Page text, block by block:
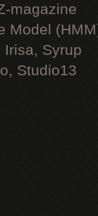
magazine
Model
Irisa, Syrup
Studio13